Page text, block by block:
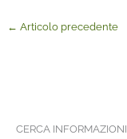
← Articolo precedente
CERCA INFORMAZIONI